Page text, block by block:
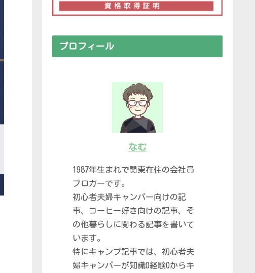
プロフィール
なむ
1987年生まれで関東在住の会社員
ブロガーです。
初心者夫婦キャンパー向けの記
事、コーヒー好き向けの記事、そ
の他暮らしに関わる記事を書いて
います。
特にキャンプ記事では、初心者夫
婦キャンパーが知識0経験0からキ